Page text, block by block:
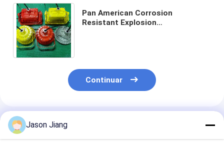
Pan American Corrosion
Resistant Explosion
Continuar
Productos Recomendados
Jason Jiang